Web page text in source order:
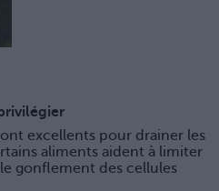
excellents pour drainer les
aliments aident à limiter
gonflement des cellules